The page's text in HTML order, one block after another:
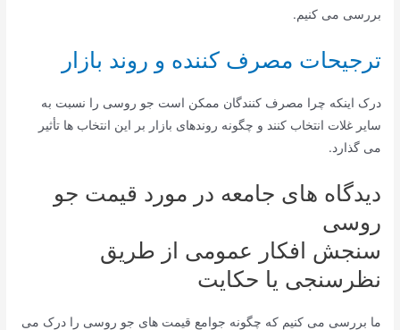
بررسی می کنیم.
ترجیحات مصرف کننده و روند بازار
درک اینکه چرا مصرف کنندگان ممکن است جو روسی را نسبت به
سایر غلات انتخاب کنند و چگونه روندهای بازار بر این انتخاب ها تأثیر
می گذارد.
دیدگاه های جامعه در مورد قیمت جو
روسی
سنجش افکار عمومی از طریق
نظرسنجی یا حکایت
ما بررسی می کنیم که چگونه جوامع قیمت های جو روسی را درک می